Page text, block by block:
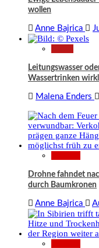
wollen
Anne Bajrica
Leitungswasser
Wassertrinken
Malena Enders
Drohne fahndet
durch Baumkronen
Anne Bajrica